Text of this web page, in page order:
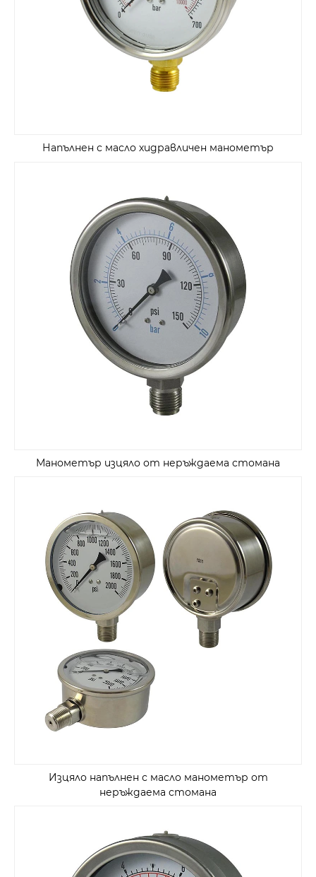
Напълнен с масло хидравличен манометър
Манометър изцяло от неръждаема стомана
Изцяло напълнен с масло манометър от
неръждаема стомана